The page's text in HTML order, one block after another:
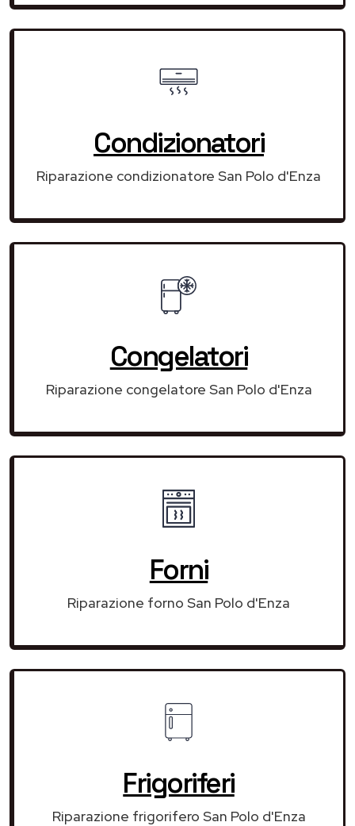
Condizionatori
Riparazione condizionatore San Polo d'Enza
Congelatori
Riparazione congelatore San Polo d'Enza
Forni
Riparazione forno San Polo d'Enza
Frigoriferi
Riparazione frigorifero San Polo d'Enza